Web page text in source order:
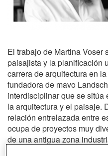
El trabajo de Martina Voser
paisajista y la planificación
carrera de arquitectura en
fundadora de mavo
interdisciplinar que se sitúa
la arquitectura y el paisaje.
relación entrelazada entre
ocupa de proyectos muy
de una antigua zona
ribereño en Attisholz,